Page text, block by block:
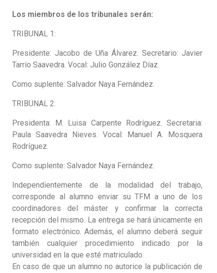
Los miembros de los tribunales serán:
TRIBUNAL 1:
Presidente: Jacobo de Uña Álvarez. Secretario: Javier
Tarrío Saavedra. Vocal: Julio González Díaz.
Como suplente: Salvador Naya Fernández.
TRIBUNAL 2:
Presidenta: M. Luisa Carpente Rodríguez. Secretaria:
Paula Saavedra Nieves. Vocal: Manuel A. Mosquera
Rodríguez.
Como suplente: Salvador Naya Fernández.
Independientemente de la modalidad del trabajo,
corresponde al alumno enviar su TFM a uno de los
coordinadores del máster y confirmar la correcta
recepción del mismo. La entrega se hará únicamente en
formato electrónico. Además, el alumno deberá seguir
también cualquier procedimiento indicado por la
universidad en la que esté matriculado.
En caso de que un alumno no autorice la publicación de